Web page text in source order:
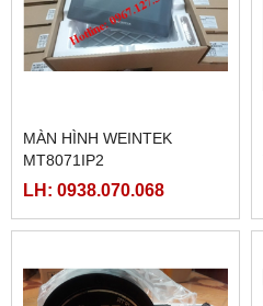
MÀN HÌNH WEINTEK
MT8071IP2
LH: 0938.070.068